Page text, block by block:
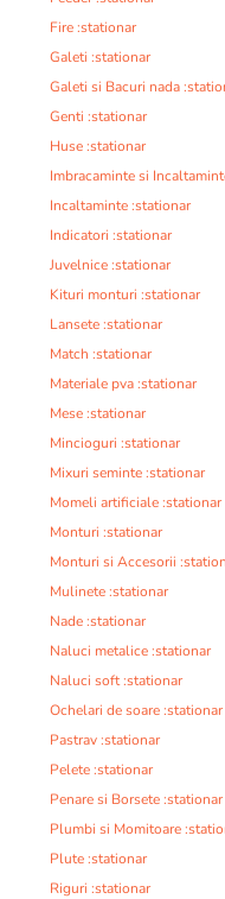
Fire :stationar
Galeti :stationar
Galeti si Bacuri nada
Genti :stationar
Huse :stationar
Imbracaminte si
Incaltaminte :stationar
Indicatori :stationar
Juvelnice :stationar
Kituri monturi :stationar
Lansete :stationar
Match :stationar
Materiale pva :stationar
Mese :stationar
Mincioguri :stationar
Mixuri seminte :stationar
Momeli artificiale :stationar
Monturi :stationar
Monturi si Accesorii
Mulinete :stationar
Nade :stationar
Naluci metalice :stationar
Naluci soft :stationar
Ochelari de soare :stationar
Pastrav :stationar
Pelete :stationar
Penare si Borsete :stationar
Plumbi si Momitoare
Plute :stationar
Riguri :stationar